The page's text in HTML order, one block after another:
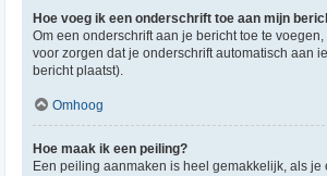
Hoe voeg ik een onderschrift toe aan mijn
Om een onderschrift aan je bericht toe te
voor zorgen dat je onderschrift automatisch aan
bericht plaatst).
Omhoog
Hoe maak ik een peiling?
Een peiling aanmaken is heel gemakkelijk, als